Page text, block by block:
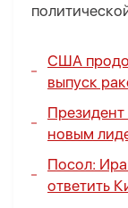
США
выпуск
новым
Посол:
ответить